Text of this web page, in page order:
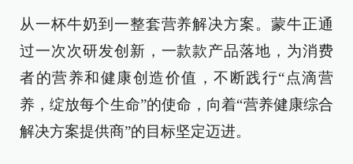
从一杯牛奶到一整套营养解决方案。蒙牛正通
过一次次研发创新，一款款产品落地，为消费
者的营养和健康创造价值，不断践行“点滴营
养，绽放每个生命”的使命，向着“营养健康综合
解决方案提供商”的目标坚定迈进。